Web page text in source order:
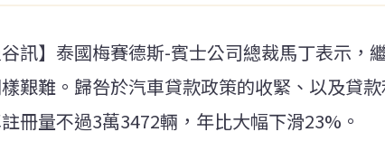
谷訊】泰國梅賽德斯-賓士公司總裁馬丁表示，
艱難。歸咎於汽車貸款政策的收緊、以及貸
冊量不過3萬3472輛，年比大幅下滑23%。